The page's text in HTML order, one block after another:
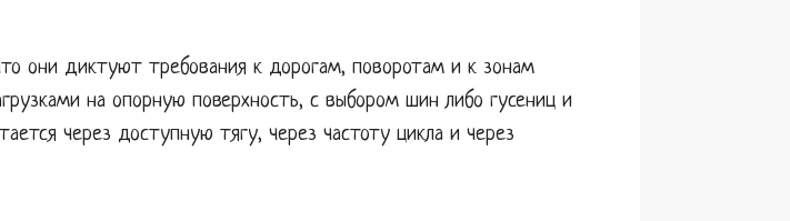
они диктуют требования к дорогам, поворотам и к зонам
на опорную поверхность, с выбором шин либо гусениц и
через доступную тягу, через частоту цикла и через